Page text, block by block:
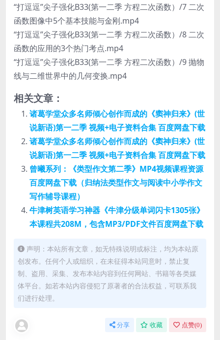
“打逗逗”尖子强化B33(第一二季 方程二次函数）/7 二次
函数图像中5个基本技能与金刚.mp4
“打逗逗”尖子强化B33(第一二季 方程二次函数）/8 二次
函数的应用的3个热门考点.mp4
“打逗逗”尖子强化B33(第一二季 方程二次函数）/9 抛物
线与二维世界中的几何变换.mp4
相关文章：
诸葛学堂众多名师倾心创作而成的《窦神归来》(世
说新语)第一二季 视频+电子资料合集 百度网盘下载
诸葛学堂众多名师倾心创作而成的《窦神归来》(世
说新语)第一二季 视频+电子资料合集 百度网盘下载
曾曦系列：《类型作文第二季》MP4视频课程资源
百度网盘下载（归纳法类型作文与阅读中小学作文
写作辅导课程）
牛津树英语学习神器《牛津分级单词闪卡1305张》
本课程共208M，包含MP3/PDF文件百度网盘下载
声明：本站所有文章，如无特殊说明或标注，均为本站原
创发布。任何个人或组织，在未征得本站同意时，禁止复
制、盗用、采集、发布本站内容到任何网站、书籍等各类媒
体平台。如若本站内容侵犯了原著者的合法权益，可联系我
们进行处理。
分享 收藏 点赞(0)